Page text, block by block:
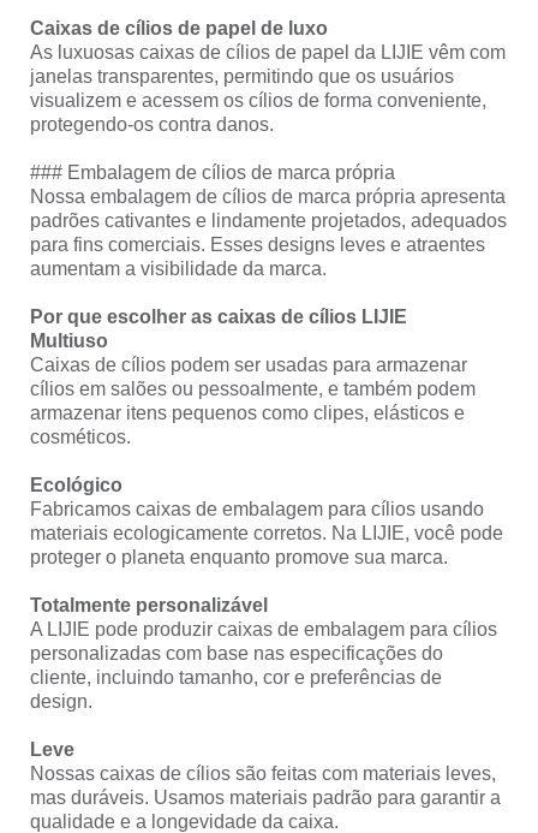
Caixas de cílios de papel de luxo
As luxuosas caixas de cílios de papel da LIJIE vêm com
janelas transparentes, permitindo que os usuários
visualizem e acessem os cílios de forma conveniente,
protegendo-os contra danos.
### Embalagem de cílios de marca própria
Nossa embalagem de cílios de marca própria apresenta
padrões cativantes e lindamente projetados, adequados
para fins comerciais. Esses designs leves e atraentes
aumentam a visibilidade da marca.
Por que escolher as caixas de cílios LIJIE
Multiuso
Caixas de cílios podem ser usadas para armazenar
cílios em salões ou pessoalmente, e também podem
armazenar itens pequenos como clipes, elásticos e
cosméticos.
Ecológico
Fabricamos caixas de embalagem para cílios usando
materiais ecologicamente corretos. Na LIJIE, você pode
proteger o planeta enquanto promove sua marca.
Totalmente personalizável
A LIJIE pode produzir caixas de embalagem para cílios
personalizadas com base nas especificações do
cliente, incluindo tamanho, cor e preferências de
design.
Leve
Nossas caixas de cílios são feitas com materiais leves,
mas duráveis. Usamos materiais padrão para garantir a
qualidade e a longevidade da caixa.